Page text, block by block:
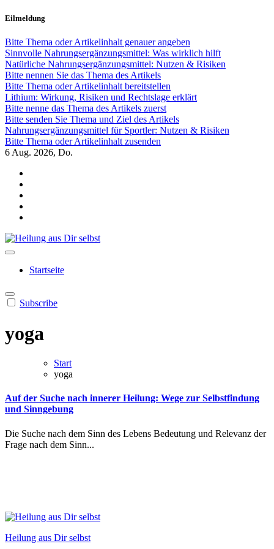
Zum
springen
Eilmeldung
Bitte Thema oder Artikelinhalt genauer angeben
Sinnvolle Nahrungsergänzungsmittel: Was wirklich hilft
Natürliche Nahrungsergänzungsmittel: Nutzen & Risiken
Bitte nennen Sie das Thema des Artikels
Bitte Thema oder Artikelinhalt bereitstellen
Lithium: Wirkung, Risiken und Rechtslage erklärt
Bitte nenne das Thema des Artikels zuerst
Bitte senden Sie Thema und Ziel des Artikels
Nahrungsergänzungsmittel für Sportler: Nutzen & Risiken
Bitte Thema oder Artikelinhalt zusenden
6 Aug. 2026, Do.
Startseite
Subscribe
yoga
Start
yoga
Auf der Suche nach innerer Heilung: Wege zur Selbstfindung
und Sinngebung
Die Suche nach dem Sinn des Lebens Bedeutung und Relevanz der
Frage nach dem Sinn...
Heilung aus Dir selbst